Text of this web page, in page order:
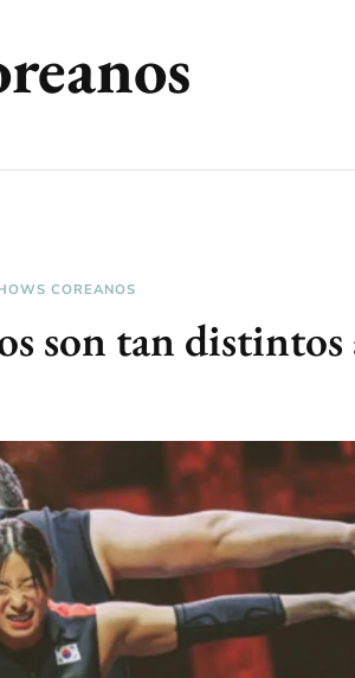
COREANOS
son tan distintos